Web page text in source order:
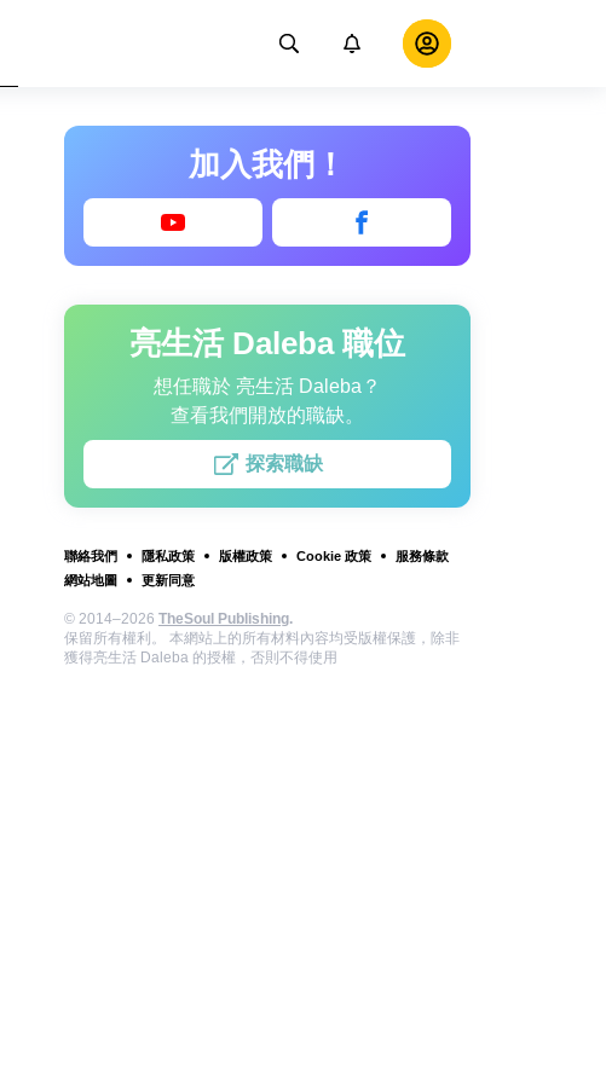
加入我們！
亮生活 Daleba 職位
想任職於 亮生活 Daleba？
查看我們開放的職缺。
探索職缺
聯絡我們 隱私政策 版權政策 Cookie 政策
服務條款
網站地圖
更新同意
© 2014–2026 TheSoul Publishing.
保留所有權利。 本網站上的所有材料內容均受版權保護，除非
獲得亮生活 Daleba 的授權，否則不得使用